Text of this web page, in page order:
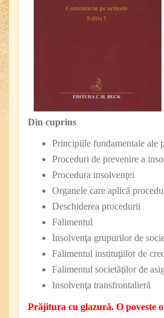
Din cuprins
Principiile fundamentale ale
Proceduri de prevenire a
Procedura insolvenţei
Organele care aplică
Deschiderea procedurii
Falimentul
Insolvenţa grupurilor de
Falimentul instituţiilor de
Falimentul societăţilor de
Insolvenţa transfrontalieră
Prăjitura cu glazură. O poveste